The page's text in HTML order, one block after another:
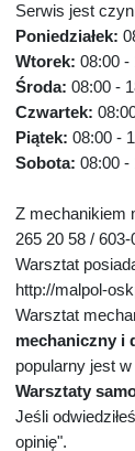
Serwis jest
Poniedziałek:
Wtorek: 08:00 -
Środa: 08:00 -
Czwartek:
Piątek: 08:00 -
Sobota: 08:00 -
Z mechanikiem
265 20 58 /
Warsztat
http://malpol-
Warsztat
mechaniczny i
popularny jest
Warsztaty
Jeśli
opinię".